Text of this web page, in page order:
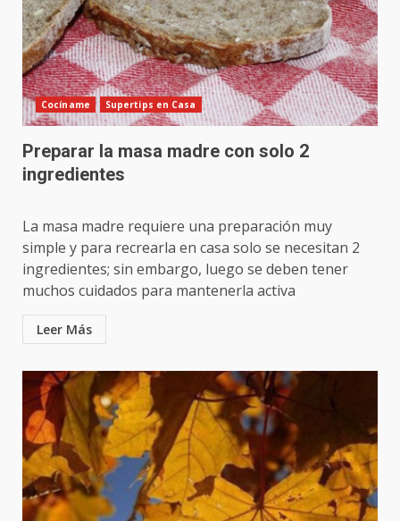
Cocíname Supertips en Casa
Preparar la masa madre con solo 2
ingredientes
La masa madre requiere una preparación muy
simple y para recrearla en casa solo se necesitan 2
ingredientes; sin embargo, luego se deben tener
muchos cuidados para mantenerla activa
Leer Más